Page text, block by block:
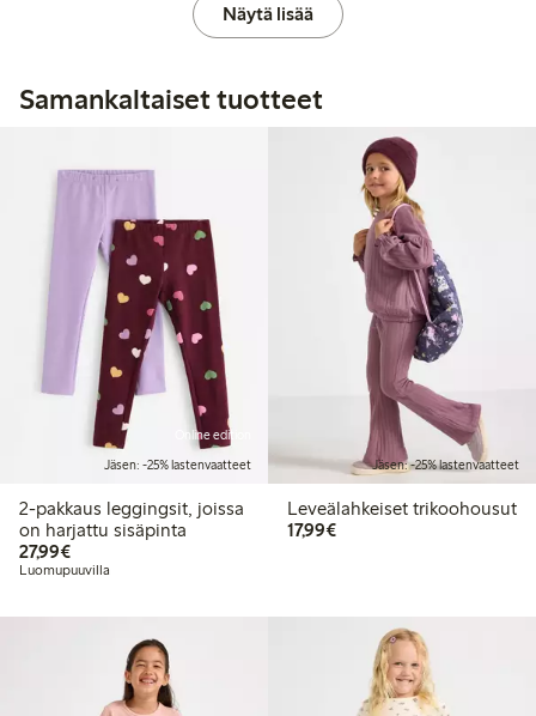
Näytä lisää
Samankaltaiset tuotteet
Online edition
Jäsen: -25% lastenvaatteet
2-pakkaus leggingsit, joissa
on harjattu sisäpinta
27,99€27,99 €
Luomupuuvilla
Jäsen: -25% lastenvaatteet
Leveälahkeiset trikoohousut
17,99€17,99 €